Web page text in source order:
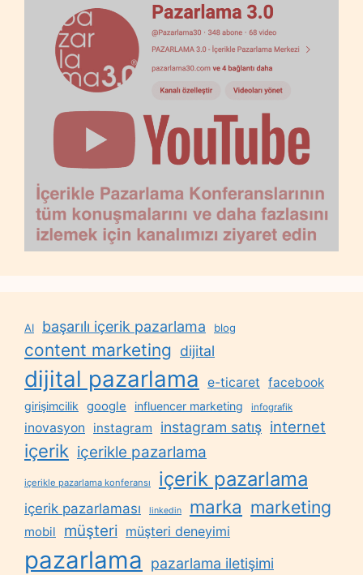
AI başarılı içerik pazarlama blog
content marketing dijital
dijital pazarlama e-ticaret facebook
girişimcilik google influencer marketing infografik
inovasyon instagram instagram satış internet
içerik içerikle pazarlama
içerikle pazarlama konferansı içerik pazarlama
içerik pazarlaması linkedin marka marketing
mobil müşteri müşteri deneyimi
pazarlama
pazarlama iletişimi